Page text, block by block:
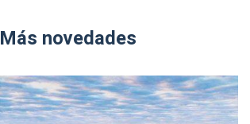
Más novedades